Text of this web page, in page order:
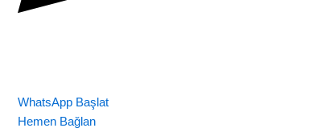
WhatsApp Başlat
Hemen Bağlan